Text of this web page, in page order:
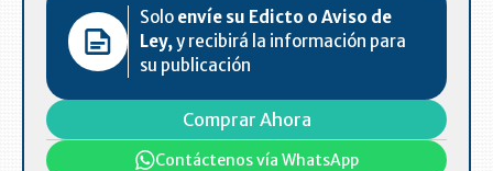
Solo envíe su Edicto o Aviso de
Ley,y recibirá la información para
su publicación
Comprar Ahora
Contáctenos vía WhatsApp